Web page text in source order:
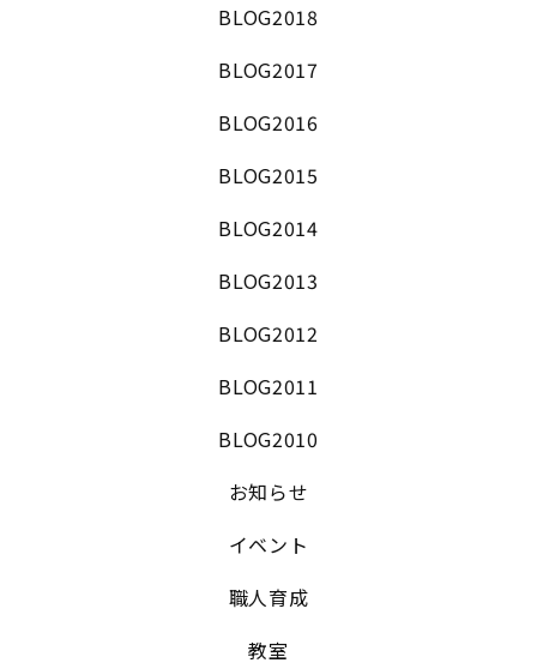
BLOG2018
BLOG2017
BLOG2016
BLOG2015
BLOG2014
BLOG2013
BLOG2012
BLOG2011
BLOG2010
お知らせ
イベント
職人育成
教室